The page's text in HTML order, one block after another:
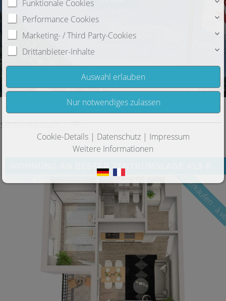
Sortieren nach Ort ↓
zu verkaufen
Funktionale Cookies
Performance Cookies
Marketing- / Third Party-Cookies
Drittanbieter-Inhalte
Cookie-Details| Datenschutz| Impressum
Weitere Informationen